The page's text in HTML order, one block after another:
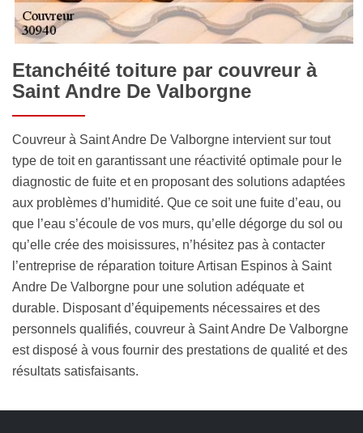
Etanchéité toiture par couvreur à
Saint Andre De Valborgne
Couvreur à Saint Andre De Valborgne intervient sur tout
type de toit en garantissant une réactivité optimale pour le
diagnostic de fuite et en proposant des solutions adaptées
aux problèmes d’humidité. Que ce soit une fuite d’eau, ou
que l’eau s’écoule de vos murs, qu’elle dégorge du sol ou
qu’elle crée des moisissures, n’hésitez pas à contacter
l’entreprise de réparation toiture Artisan Espinos à Saint
Andre De Valborgne pour une solution adéquate et
durable. Disposant d’équipements nécessaires et des
personnels qualifiés, couvreur à Saint Andre De Valborgne
est disposé à vous fournir des prestations de qualité et des
résultats satisfaisants.